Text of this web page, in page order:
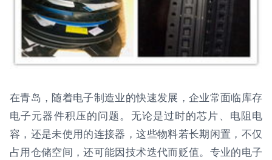
在青岛，随着电子制造业的快速发展，企业常面临库存
电子元器件积压的问题。无论是过时的芯片、电阻电
容，还是未使用的连接器，这些物料若长期闲置，不仅
占用仓储空间，还可能因技术迭代而贬值。专业的电子